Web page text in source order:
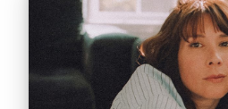
(gratuit)